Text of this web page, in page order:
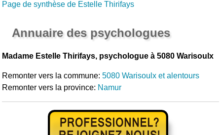
Page de synthèse de Estelle Thirifays
Annuaire des psychologues
Madame Estelle Thirifays, psychologue à 5080 Warisoulx
Remonter vers la commune:5080 Warisoulx et alentours
Remonter vers la province: Namur